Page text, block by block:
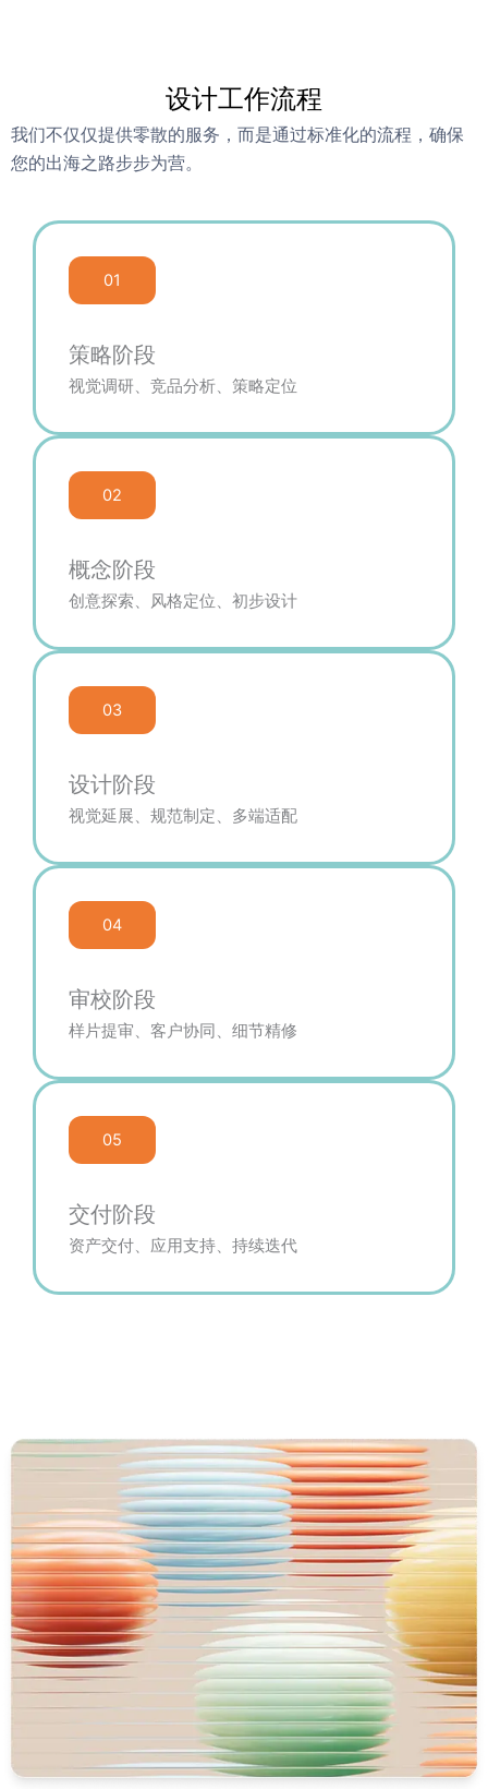
设计工作流程
我们不仅仅提供零散的服务，而是通过标准化的流程，确保
您的出海之路步步为营。
01
策略阶段
视觉调研、竞品分析、策略定位
02
概念阶段
创意探索、风格定位、初步设计
03
设计阶段
视觉延展、规范制定、多端适配
04
审校阶段
样片提审、客户协同、细节精修
05
交付阶段
资产交付、应用支持、持续迭代